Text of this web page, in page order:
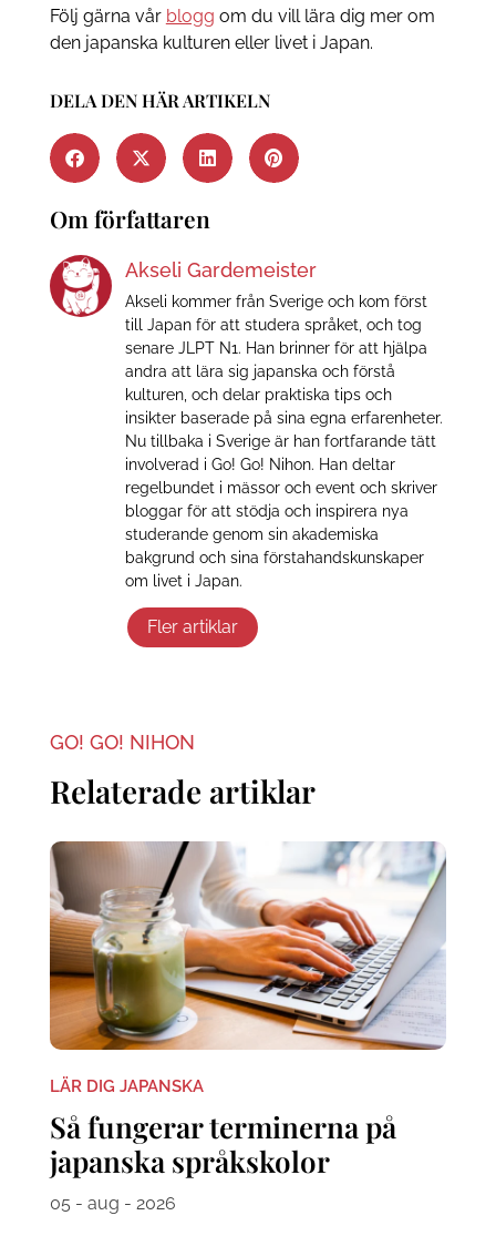
Följ gärna vår blogg om du vill lära dig mer om
den japanska kulturen eller livet i Japan.
DELA DEN HÄR ARTIKELN
Om författaren
Akseli Gardemeister
Akseli kommer från Sverige och kom först
till Japan för att studera språket, och tog
senare JLPT N1. Han brinner för att hjälpa
andra att lära sig japanska och förstå
kulturen, och delar praktiska tips och
insikter baserade på sina egna erfarenheter.
Nu tillbaka i Sverige är han fortfarande tätt
involverad i Go! Go! Nihon. Han deltar
regelbundet i mässor och event och skriver
bloggar för att stödja och inspirera nya
studerande genom sin akademiska
bakgrund och sina förstahandskunskaper
om livet i Japan.
Fler artiklar
GO! GO! NIHON
Relaterade artiklar
LÄR DIG JAPANSKA
Så fungerar terminerna på
japanska språkskolor
05 - aug - 2026